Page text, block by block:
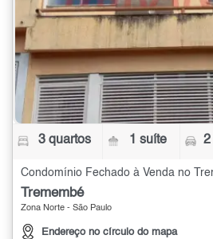
3 quartos 1 suíte 2
Tremembé
Zona Norte - São Paulo
Endereço no círculo do mapa